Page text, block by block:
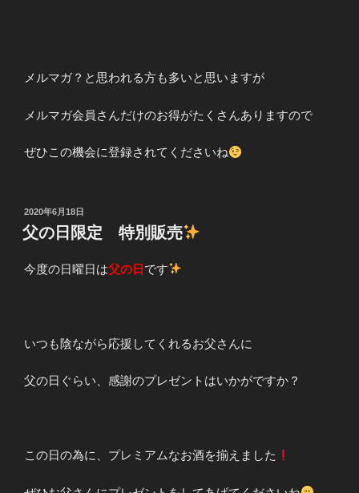
メルマガ？と思われる方も多いと思いますが
メルマガ会員さんだけのお得がたくさんありますので
ぜひこの機会に登録されてくださいね
投
稿
日:
2020年6月18日
父の日限定 特別販売
今度の日曜日は父の日 です
いつも陰ながら応援してくれるお父さんに
父の日ぐらい、感謝のプレゼントはいかがですか？
この日の為に、プレミアムなお酒を揃えました